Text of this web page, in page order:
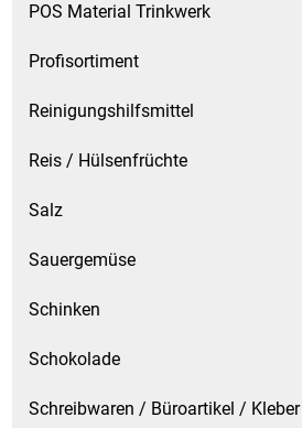
POS Material Trinkwerk
Profisortiment
Reinigungshilfsmittel
Reis / Hülsenfrüchte
Salz
Sauergemüse
Schinken
Schokolade
Schreibwaren / Büroartikel / Kleber